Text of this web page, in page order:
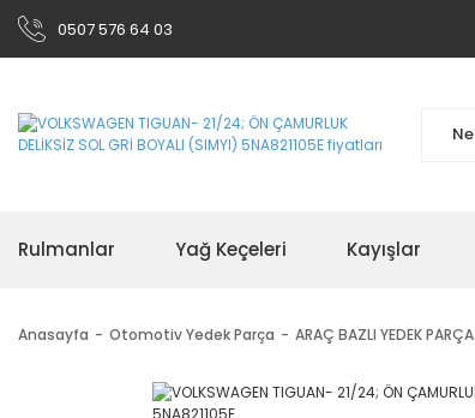
0507 576 64 03
Rulmanlar Yağ Keçeleri Kayışlar
Anasayfa Otomotiv Yedek Parça ARAÇ BAZLI YEDEK PARÇA